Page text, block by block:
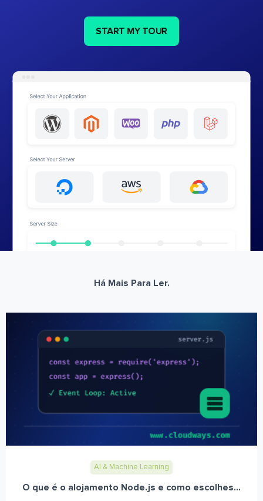
START MY TOUR
Há Mais Para Ler.
AI & Machine Learning
O que é o alojamento Node.js e como escolhes...